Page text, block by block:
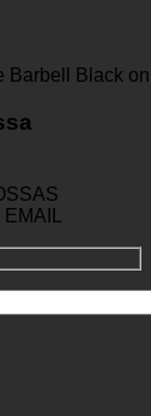
EMAIL